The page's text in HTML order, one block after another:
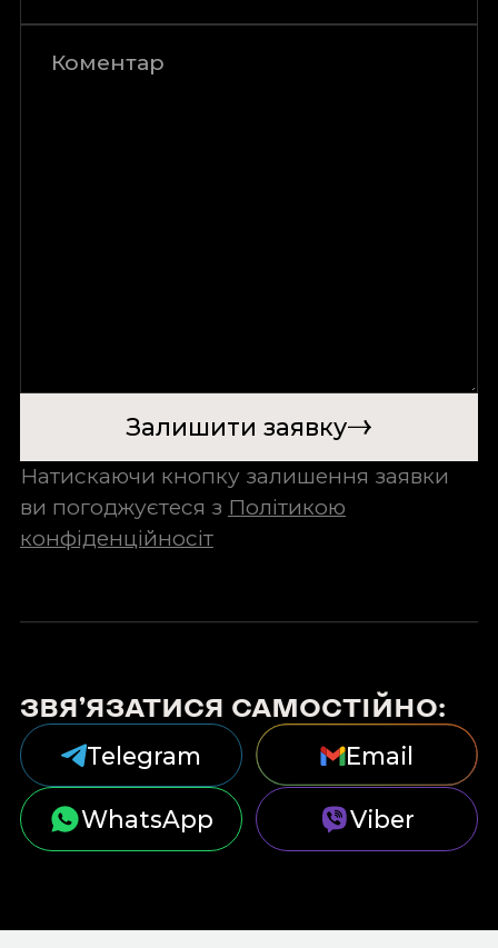
Залишити заявку
Натискаючи кнопку залишення заявки
ви погоджуєтеся з Політикою
конфіденційносіт
ЗВЯ’ЯЗАТИСЯ САМОСТІЙНО:
Telegram Email
WhatsApp Viber